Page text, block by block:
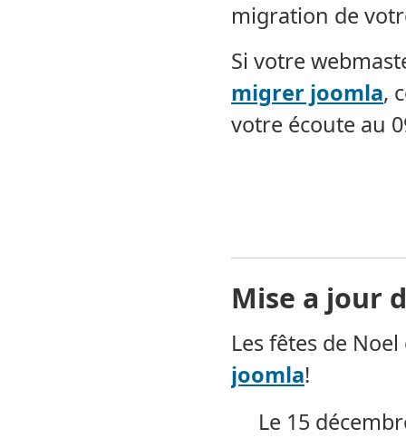
migration de
Si votre
migrer joomla,
votre écoute au
Mise a jour
Les fêtes de
joomla!
Le 15